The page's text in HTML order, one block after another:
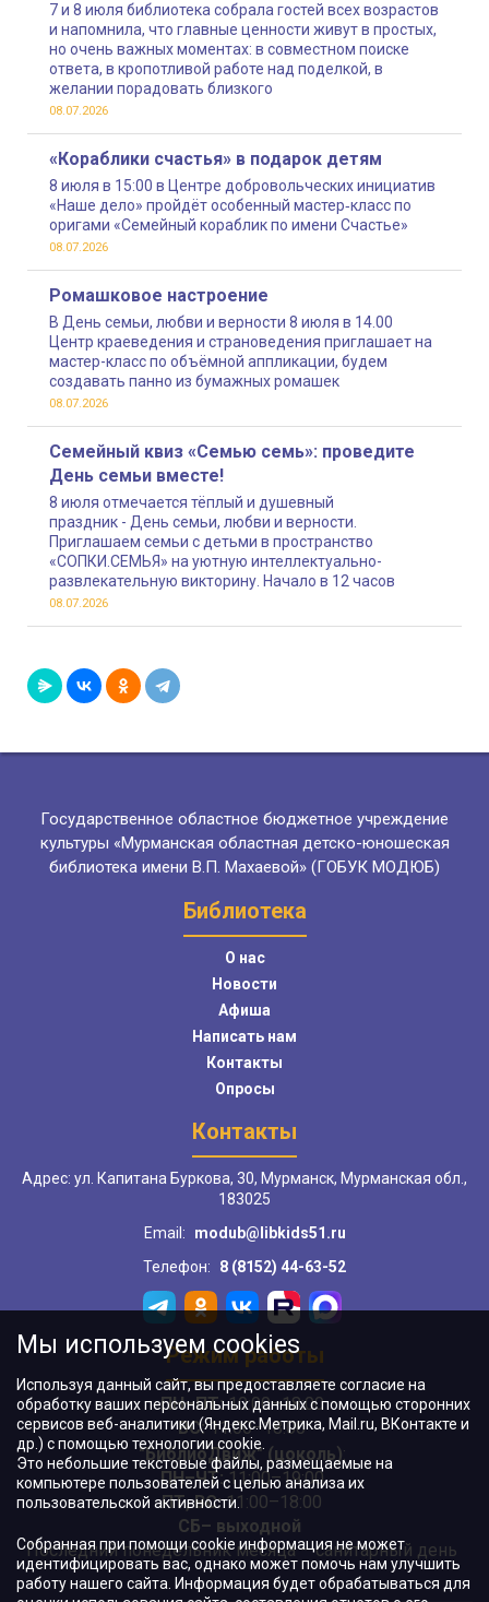
7 и 8 июля библиотека собрала гостей всех возрастов
и напомнила, что главные ценности живут в простых,
но очень важных моментах: в совместном поиске
ответа, в кропотливой работе над поделкой, в
желании порадовать близкого
08.07.2026
«Кораблики счастья» в подарок детям
8 июля в 15:00 в Центре добровольческих инициатив
«Наше дело» пройдёт особенный мастер‑класс по
оригами «Семейный кораблик по имени Счастье»
08.07.2026
Ромашковое настроение
В День семьи, любви и верности 8 июля в 14.00
Центр краеведения и страноведения приглашает на
мастер-класс по объёмной аппликации, будем
создавать панно из бумажных ромашек
08.07.2026
Семейный квиз «Семью семь»: проведите
День семьи вместе!
8 июля отмечается тёплый и душевный
праздник - День семьи, любви и верности.
Приглашаем семьи с детьми в пространство
«СОПКИ.СЕМЬЯ» на уютную интеллектуально-
развлекательную викторину. Начало в 12 часов
08.07.2026
Государственное областное бюджетное учреждение
культуры «Мурманская областная детско-юношеская
библиотека имени В.П. Махаевой» (ГОБУК МОДЮБ)
Библиотека
О нас
Новости
Афиша
Написать нам
Контакты
Опросы
Контакты
Адрес: ул. Капитана Буркова, 30, Мурманск, Мурманская обл.,
183025
Email:
modub@libkids51.ru
Телефон:
8 (8152) 44-63-52
Режим работы
ПН–ПТ:10:00–18:00
ВС:11:00–18:00
"БиблиоДвиж" (цоколь):
ПН–ЧТ:11:00–19:00
ПТ, ВС:11:00–18:00
СБ– выходной
Последний понедельник месяца – санитарный день
Мы используем cookies
Используя данный сайт, вы предоставляете согласие на
обработку ваших персональных данных с помощью сторонних
сервисов веб-аналитики (Яндекс.Метрика, Mail.ru, ВКонтакте и
др.) с помощью технологии cookie.
Это небольшие текстовые файлы, размещаемые на
компьютере пользователей с целью анализа их
пользовательской активности.
Собранная при помощи cookie информация не может
идентифицировать вас, однако может помочь нам улучшить
работу нашего сайта. Информация будет обрабатываться для